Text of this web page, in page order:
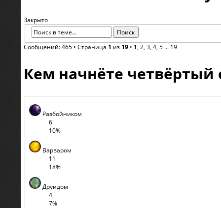
Закрыто
Сообщений: 465 • Страница 1 из 19 • 1, 2, 3, 4, 5 ... 19
Кем начнёте четвёртый
Разбойником
6
10%
Варваром
11
18%
Друидом
4
7%